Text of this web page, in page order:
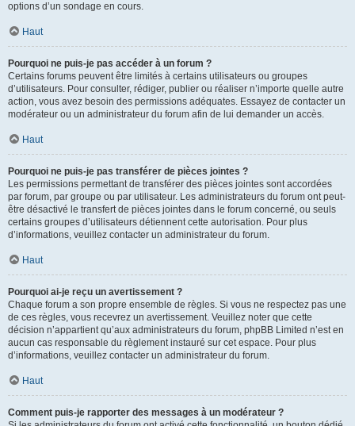
options d’un sondage en cours.
Haut
Pourquoi ne puis-je pas accéder à un forum ?
Certains forums peuvent être limités à certains utilisateurs ou groupes
d’utilisateurs. Pour consulter, rédiger, publier ou réaliser n’importe quelle autre
action, vous avez besoin des permissions adéquates. Essayez de contacter un
modérateur ou un administrateur du forum afin de lui demander un accès.
Haut
Pourquoi ne puis-je pas transférer de pièces jointes ?
Les permissions permettant de transférer des pièces jointes sont accordées
par forum, par groupe ou par utilisateur. Les administrateurs du forum ont peut-
être désactivé le transfert de pièces jointes dans le forum concerné, ou seuls
certains groupes d’utilisateurs détiennent cette autorisation. Pour plus
d’informations, veuillez contacter un administrateur du forum.
Haut
Pourquoi ai-je reçu un avertissement ?
Chaque forum a son propre ensemble de règles. Si vous ne respectez pas une
de ces règles, vous recevrez un avertissement. Veuillez noter que cette
décision n’appartient qu’aux administrateurs du forum, phpBB Limited n’est en
aucun cas responsable du règlement instauré sur cet espace. Pour plus
d’informations, veuillez contacter un administrateur du forum.
Haut
Comment puis-je rapporter des messages à un modérateur ?